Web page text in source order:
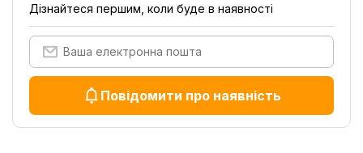
Дізнайтеся першим, коли буде в наявності
Повідомити про наявність